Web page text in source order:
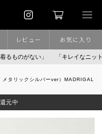
ない」 「キレイなニット」 ポ
レビュー お気に入り
タリックシルバーver）MADRIGAL
元中